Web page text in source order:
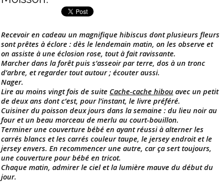
Recevoir en cadeau un magnifique hibiscus dont plusieurs fleurs
sont prêtes à éclore : dès le lendemain matin, on les observe et
on assiste à une éclosion rose, tout à fait ravissante.
Marcher dans la forêt puis s’asseoir par terre, dos à un tronc
d’arbre, et regarder tout autour ; écouter aussi.
Nager.
Lire au moins vingt fois de suite Cache-cache hibou avec un petit
de deux ans dont c’est, pour l’instant, le livre préféré.
Cuisiner du poisson deux jours dans la semaine : du lieu noir au
four et un beau morceau de merlu au court-bouillon.
Terminer une couverture bébé en ayant réussi à alterner les
carrés blancs et les carrés couleur taupe, le jersey endroit et le
jersey envers. En recommencer une autre, car ça sert toujours,
une couverture pour bébé en tricot.
Chaque matin, admirer le ciel et la lumière mauve du début du
jour.